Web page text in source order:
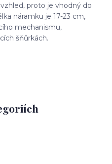
proto je vhodný do
náramku je 17-23 cm,
mechanismu,
šňůrkách.